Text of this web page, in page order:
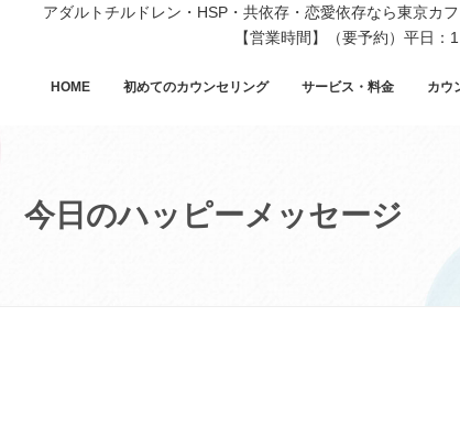
アダルトチルドレン・HSP・共依存・恋愛依存なら東京カ
【営業時間】（要予約）平日
HOME 初めてのカウンセリング サービス・料金 カウ
今日のハッピーメッセージ